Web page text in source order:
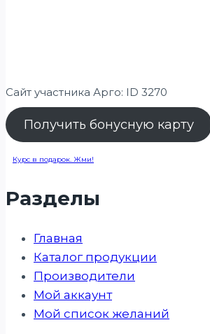
Сайт участника Арго: ID 3270
Получить бонусную карту
Курс в подарок. Жми!
Разделы
Главная
Каталог продукции
Производители
Мой аккаунт
Мой список желаний